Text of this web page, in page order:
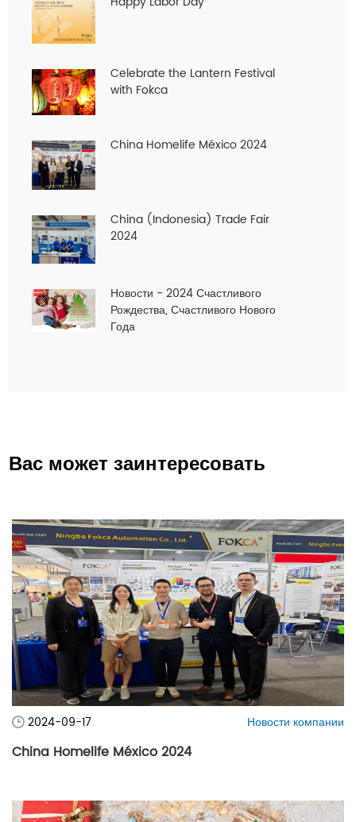
Celebrate the Lantern Festival
with Fokca
China Homelife México 2024
China (Indonesia) Trade Fair
2024
Новости - 2024 Счастливого
Рождества, Счастливого Нового
Года
Вас может заинтересовать
2024-09-17 Новости компании
China Homelife México 2024